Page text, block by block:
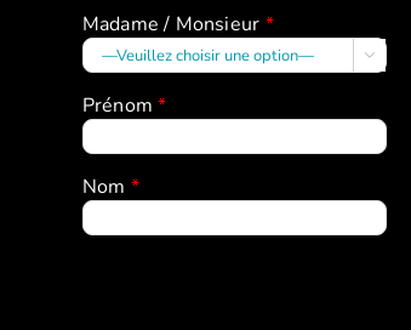
Madame / Monsieur *

Prénom*
Nom *